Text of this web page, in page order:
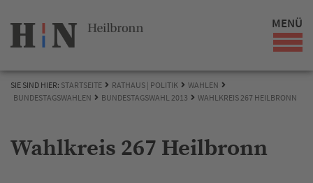
MENÜ
SIE SIND HIER: STARTSEITE RATHAUS | POLITIK
WAHLEN
BUNDESTAGSWAHLEN
BUNDESTAGSWAHL 2013 WAHLKREIS 267 HEILBRONN
Wahlkreis 267 Heilbronn